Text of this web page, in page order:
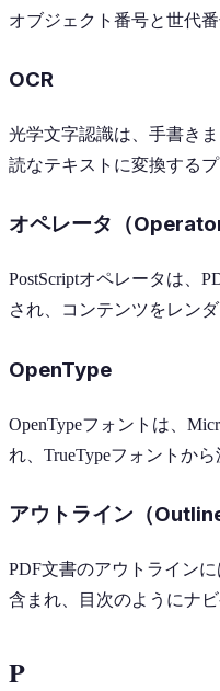
オブジェクト番号と世代
OCR
光学文字認識は、手書き
読なテキストに変換するプ
オペレータ（Operator
PostScriptオペレータは、
され、コンテンツをレン
OpenType
OpenTypeフォントは、
れ、TrueTypeフォントから
アウトライン（Outline
PDF文書のアウトライン
含まれ、目次のようにナ
P